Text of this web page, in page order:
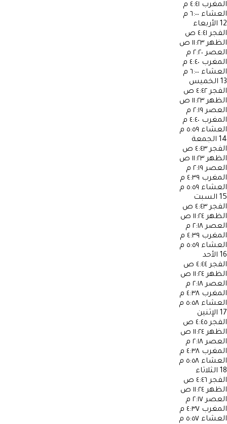
المغرب ٤:٤١ م
العشاء ٦:٠٠ م
12 الأربعاء
الفجر ٤:٤١ ص
الظهر ١١:٢٣ ص
العصر ٢:٢٠ م
المغرب ٤:٤٠ م
العشاء ٦:٠٠ م
13 الخميس
الفجر ٤:٤٢ ص
الظهر ١١:٢٣ ص
العصر ٢:١٩ م
المغرب ٤:٤٠ م
العشاء ٥:٥٩ م
14 الجمعة
الفجر ٤:٤٣ ص
الظهر ١١:٢٣ ص
العصر ٢:١٩ م
المغرب ٤:٣٩ م
العشاء ٥:٥٩ م
15 السبت
الفجر ٤:٤٣ ص
الظهر ١١:٢٤ ص
العصر ٢:١٨ م
المغرب ٤:٣٩ م
العشاء ٥:٥٩ م
16 الأحد
الفجر ٤:٤٤ ص
الظهر ١١:٢٤ ص
العصر ٢:١٨ م
المغرب ٤:٣٨ م
العشاء ٥:٥٨ م
17 الإثنين
الفجر ٤:٤٥ ص
الظهر ١١:٢٤ ص
العصر ٢:١٨ م
المغرب ٤:٣٨ م
العشاء ٥:٥٨ م
18 الثلاثاء
الفجر ٤:٤٦ ص
الظهر ١١:٢٤ ص
العصر ٢:١٧ م
المغرب ٤:٣٧ م
العشاء ٥:٥٧ م